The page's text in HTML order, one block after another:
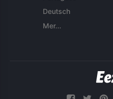
Deutsch
Mer...